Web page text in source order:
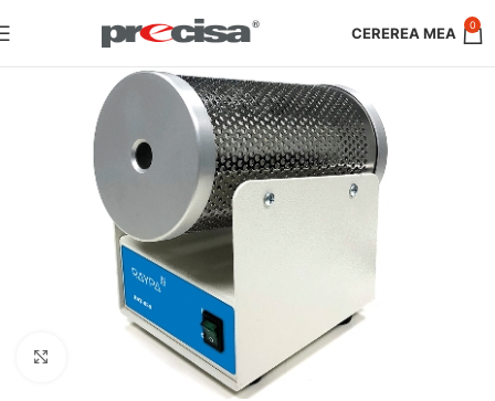
0
Faceți clic pentru a mări